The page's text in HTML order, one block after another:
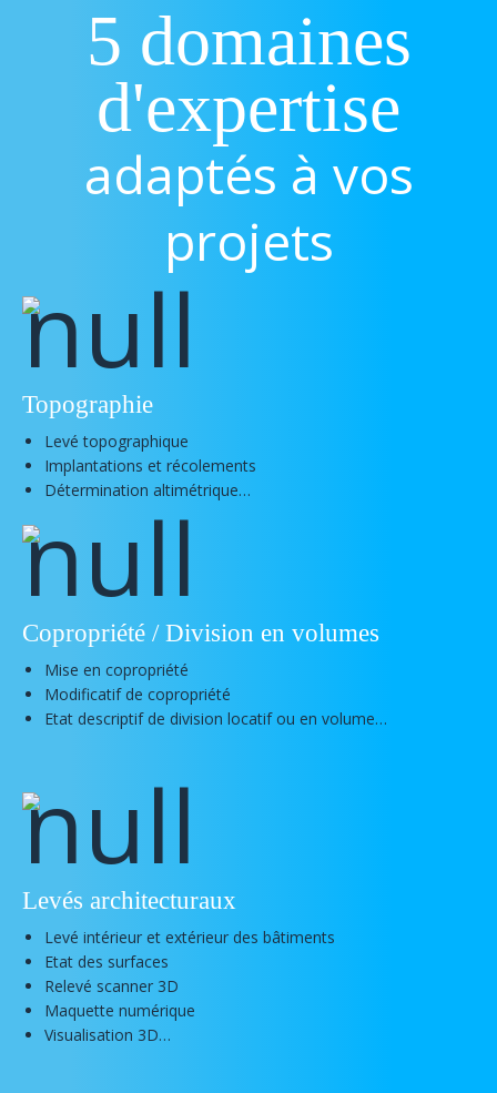
5 domaines
d'expertise
adaptés à vos
projets
Topographie
Levé topographique
Implantations et récolements
Détermination altimétrique…
Copropriété / Division en volumes
Mise en copropriété
Modificatif de copropriété
Etat descriptif de division locatif ou en volume…
Levés architecturaux
Levé intérieur et extérieur des bâtiments
Etat des surfaces
Relevé scanner 3D
Maquette numérique
Visualisation 3D…